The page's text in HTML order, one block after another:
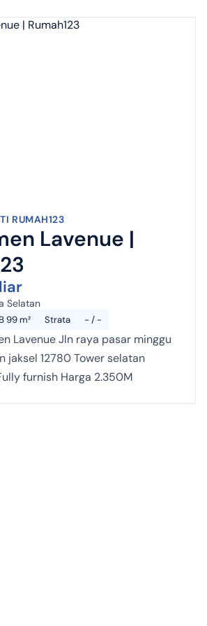
RUMAH123
Lavenue |
Selatan
99 m² Strata - / -
Lavenue Jln raya pasar minggu
jaksel 12780 Tower selatan
furnish Harga 2.350M